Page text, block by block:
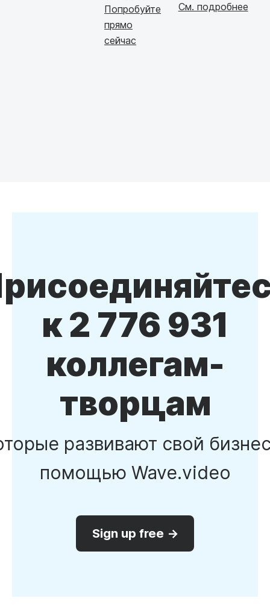
Попробуйте
прямо
сейчас
См. подробнее
к 2 776 931
коллегам-
творцам
развивают свой
помощью Wave.video
Sign up free →